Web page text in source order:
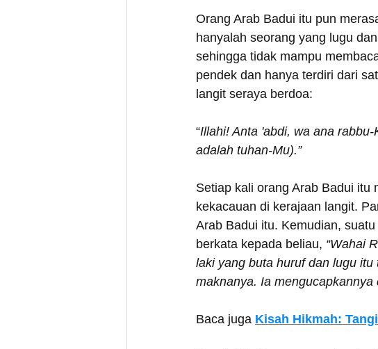
Orang Arab Badui itu pun
hanyalah seorang yang lugu
sehingga tidak mampu
pendek dan hanya terdiri dari
langit seraya berdoa:
“Illahi! Anta 'abdi, wa ana
adalah tuhan-Mu).”
Setiap kali orang Arab Badui itu
kekacauan di kerajaan langit.
Arab Badui itu. Kemudian,
berkata kepada beliau, “Wahai
laki yang buta huruf dan lugu
maknanya. Ia
Baca juga Kisah Hikmah: